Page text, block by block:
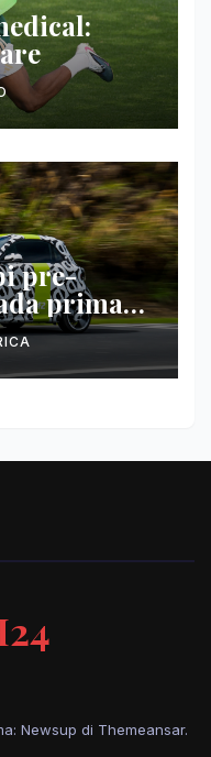
pre-
prima
2026
Newsup di Themeansar.